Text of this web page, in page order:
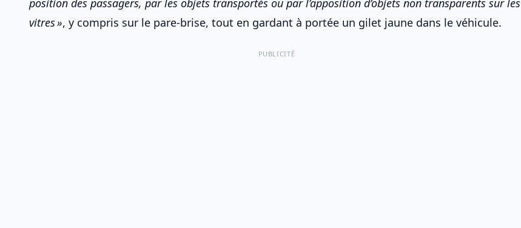
position des passagers, par les objets transportés ou par l’apposition d’objets non transparents sur les
vitres », y compris sur le pare-brise, tout en gardant à portée un gilet jaune dans le véhicule.
PUBLICITÉ